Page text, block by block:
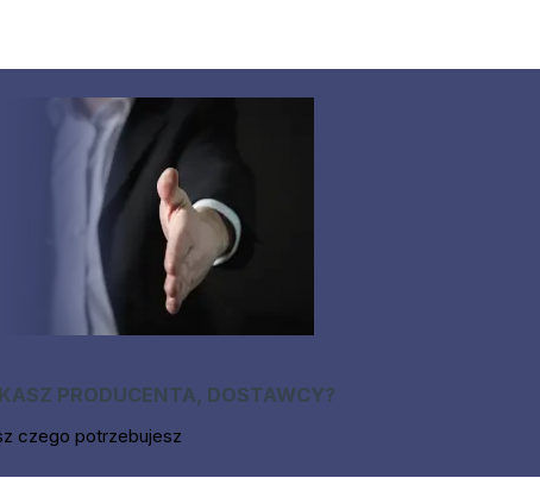
PRODUCENTA, DOSTAWCY?
czego potrzebujesz